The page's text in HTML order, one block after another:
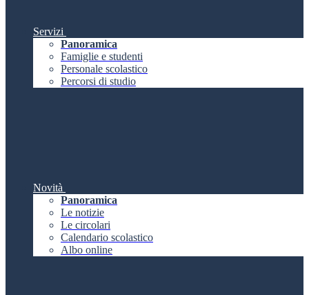
Servizi
Panoramica
Famiglie e studenti
Personale scolastico
Percorsi di studio
Novità
Panoramica
Le notizie
Le circolari
Calendario scolastico
Albo online